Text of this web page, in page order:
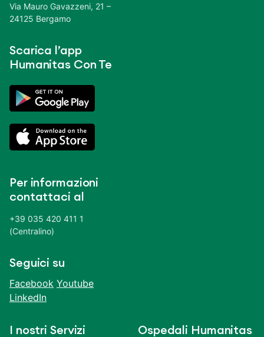
Via Mauro Gavazzeni, 21 –
24125 Bergamo
Scarica l’app
Humanitas Con Te
Per informazioni
contattaci al
+39 035 420 411 1
(Centralino)
Seguici su
Facebook Youtube
LinkedIn
I nostri Servizi Ospedali Humanitas